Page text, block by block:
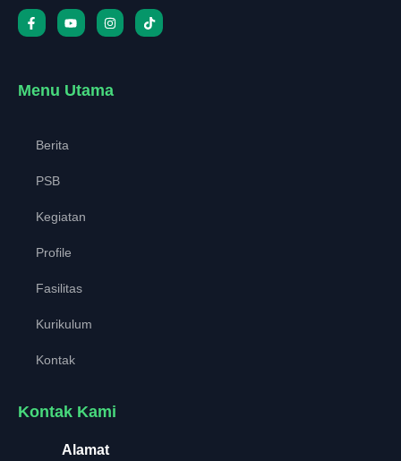
Menu Utama
Berita
PSB
Kegiatan
Profile
Fasilitas
Kurikulum
Kontak
Kontak Kami
Alamat